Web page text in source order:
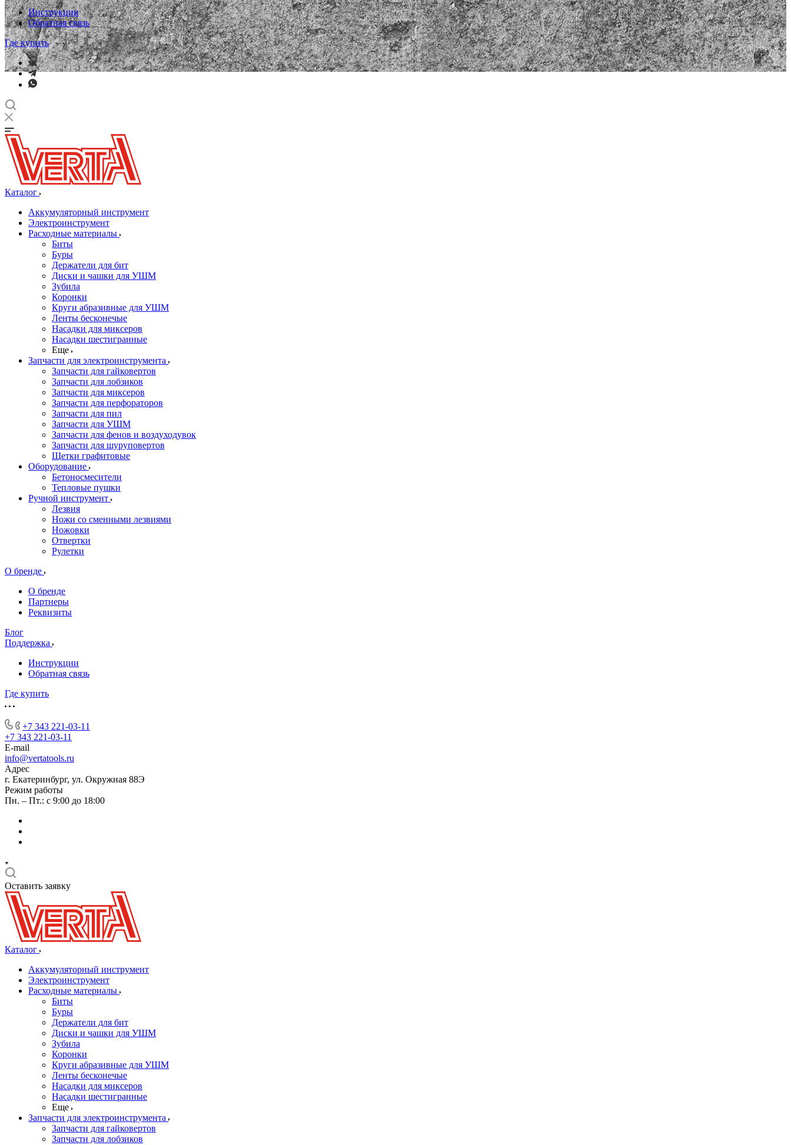
Инструкции
Обратная связь
Где купить
Каталог
Аккумуляторный инструмент
Электроинструмент
Расходные материалы
Биты
Буры
Держатели для бит
Диски и чашки для УШМ
Зубила
Коронки
Круги абразивные для УШМ
Ленты бесконечые
Насадки для миксеров
Насадки шестигранные
Еще
Запчасти для электроинструмента
Запчасти для гайковертов
Запчасти для лобзиков
Запчасти для миксеров
Запчасти для перфораторов
Запчасти для пил
Запчасти для УШМ
Запчасти для фенов и воздуходувок
Запчасти для шуруповертов
Щетки графитовые
Оборудование
Бетоносмесители
Тепловые пушки
Ручной инструмент
Лезвия
Ножи со сменными лезвиями
Ножовки
Отвертки
Рулетки
О бренде
О бренде
Партнеры
Реквизиты
Блог
Поддержка
Инструкции
Обратная связь
Где купить
+7 343 221-03-11
+7 343 221-03-11
E-mail
info@vertatools.ru
Адрес
г. Екатеринбург, ул. Окружная 88Э
Режим работы
Пн. – Пт.: с 9:00 до 18:00
Оставить заявку
Каталог
Аккумуляторный инструмент
Электроинструмент
Расходные материалы
Биты
Буры
Держатели для бит
Диски и чашки для УШМ
Зубила
Коронки
Круги абразивные для УШМ
Ленты бесконечые
Насадки для миксеров
Насадки шестигранные
Еще
Запчасти для электроинструмента
Запчасти для гайковертов
Запчасти для лобзиков